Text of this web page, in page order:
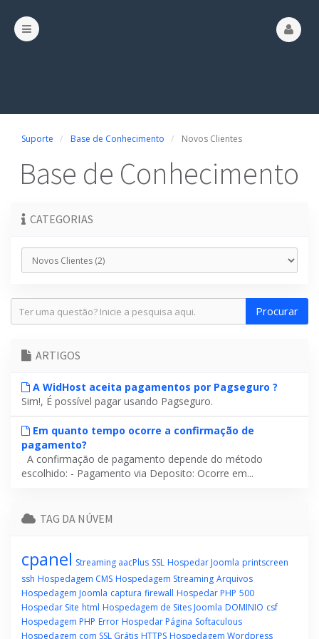
Suporte Base de Conhecimento Novos Clientes
Base de Conhecimento
CATEGORIAS
ARTIGOS
A WidHost aceita pagamentos por Pagseguro ?
Sim!, É possível pagar usando Pagseguro.
Em quanto tempo ocorre a confirmação de
pagamento?
A confirmação de pagamento depende do método
escolhido: - Pagamento via Deposito: Ocorre em...
TAG DA NÚVEM
cpanel Streaming aacPlus SSL Hospedar Joomla printscreen
ssh Hospedagem CMS Hospedagem Streaming Arquivos
Hospedagem Joomla captura firewall Hospedar PHP 500
Hospedar Site html Hospedagem de Sites Joomla DOMINIO csf
Hospedagem PHP Error Hospedar Página Softaculous
Hospedagem com SSL Grátis HTTPS Hospedagem Wordpress